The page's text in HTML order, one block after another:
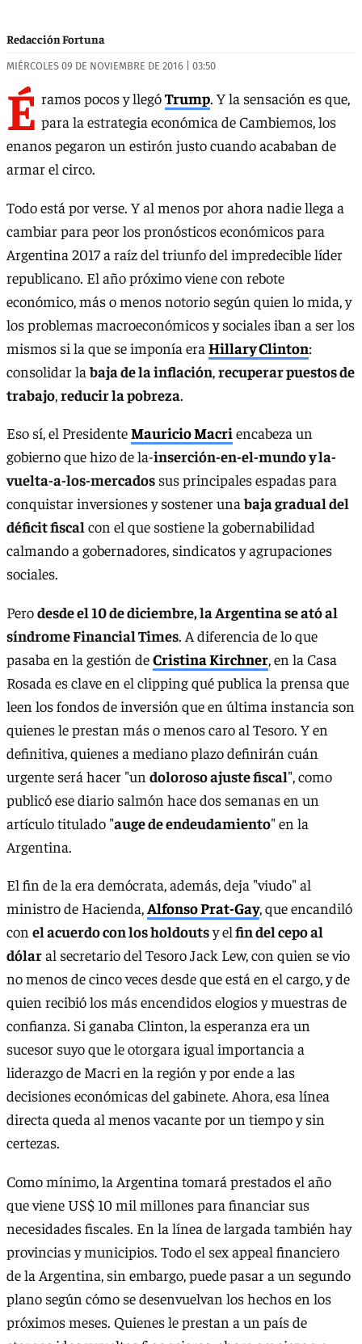
Redacción Fortuna
MIÉRCOLES 09 DE NOVIEMBRE DE 2016 | 03:50
É ramos pocos y llegóTrump. Y la sensación es que,
para la estrategia económica de Cambiemos, los
enanos pegaron un estirón justo cuando acababan de
armar el circo.
Todo está por verse. Y al menos por ahora nadie llega a
cambiar para peor los pronósticos económicos para
Argentina 2017 a raíz del triunfo del impredecible líder
republicano. El año próximo viene con rebote
económico, más o menos notorio según quien lo mida, y
los problemas macroeconómicos y sociales iban a ser los
mismos si la que se imponía era Hillary Clinton:
consolidar labaja de la inflación,recuperar puestos de
trabajo,reducir la pobreza.
Eso sí, el PresidenteMauricio Macri encabeza un
gobierno que hizo de la-inserción-en-el-mundo y la-
vuelta-a-los-mercados sus principales espadas para
conquistar inversiones y sostener unabaja gradual del
déficit fiscal con el que sostiene la gobernabilidad
calmando a gobernadores, sindicatos y agrupaciones
sociales.
Perodesde el 10 de diciembre, la Argentina se ató al
síndrome Financial Times. A diferencia de lo que
pasaba en la gestión deCristina Kirchner, en la Casa
Rosada es clave en el clipping qué publica la prensa que
leen los fondos de inversión que en última instancia son
quienes le prestan más o menos caro al Tesoro. Y en
definitiva, quienes a mediano plazo definirán cuán
urgente será hacer "un doloroso ajuste fiscal", como
publicó ese diario salmón hace dos semanas en un
artículo titulado "auge de endeudamiento" en la
Argentina.
El fin de la era demócrata, además, deja "viudo" al
ministro de Hacienda,Alfonso Prat-Gay, que encandiló
con el acuerdo con los holdoutsy elfin del cepo al
dólaral secretario del Tesoro Jack Lew, con quien se vio
no menos de cinco veces desde que está en el cargo, y de
quien recibió los más encendidos elogios y muestras de
confianza. Si ganaba Clinton, la esperanza era un
sucesor suyo que le otorgara igual importancia a
liderazgo de Macri en la región y por ende a las
decisiones económicas del gabinete. Ahora, esa línea
directa queda al menos vacante por un tiempo y sin
certezas.
Como mínimo, la Argentina tomará prestados el año
que viene US$ 10 mil millones para financiar sus
necesidades fiscales. En la línea de largada también hay
provincias y municipios. Todo el sex appeal financiero
de la Argentina, sin embargo, puede pasar a un segundo
plano según cómo se desenvuelvan los hechos en los
próximos meses. Quienes le prestan a un país de